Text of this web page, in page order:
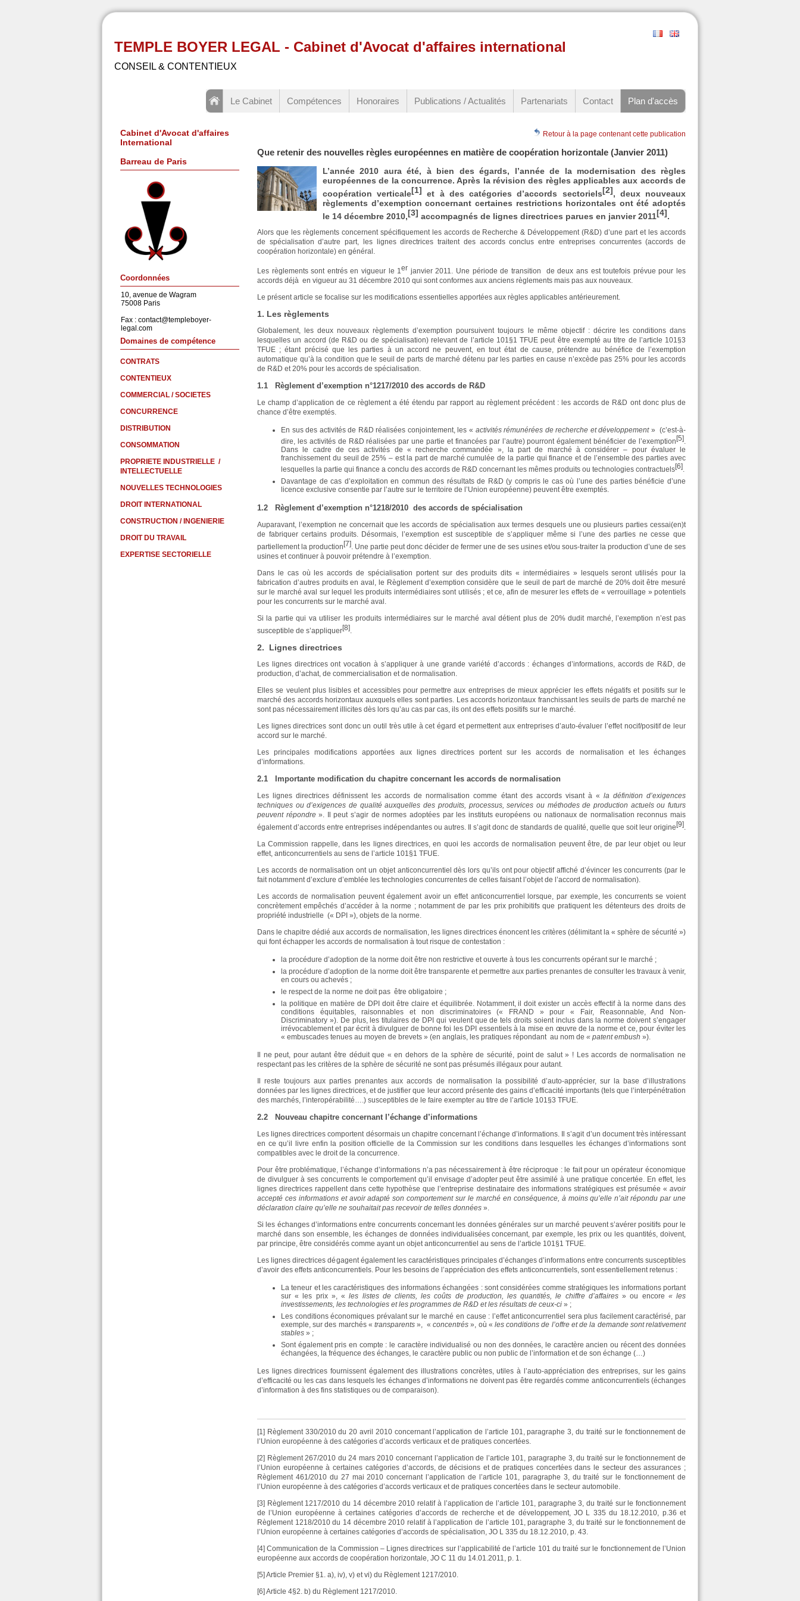
TEMPLE BOYER LEGAL - Cabinet d'Avocat d'affaires international
CONSEIL & CONTENTIEUX
Le Cabinet Compétences Honoraires Publications / Actualités Partenariats Contact Plan d'accès
Cabinet d'Avocat d'affaires
International
Barreau de Paris
Coordonnées
10, avenue de Wagram
75008 Paris
Fax : contact@templeboyer-
legal.com
Domaines de compétence
CONTRATS
CONTENTIEUX
COMMERCIAL / SOCIETES
CONCURRENCE
DISTRIBUTION
CONSOMMATION
PROPRIETE INDUSTRIELLE /
INTELLECTUELLE
NOUVELLES TECHNOLOGIES
DROIT INTERNATIONAL
CONSTRUCTION / INGENIERIE
DROIT DU TRAVAIL
EXPERTISE SECTORIELLE
Retour à la page contenant cette publication
Que retenir des nouvelles règles européennes en matière de coopération horizontale (Janvier 2011)
L’année 2010 aura été, à bien des égards, l’année de la modernisation des règles
européennes de la concurrence. Après la révision des règles applicables aux accords de
coopération verticale[1] et à des catégories d’accords sectoriels[2], deux nouveaux
règlements d’exemption concernant certaines restrictions horizontales ont été adoptés
le 14 décembre 2010,[3] accompagnés de lignes directrices parues en janvier 2011[4].
Alors que les règlements concernent spécifiquement les accords de Recherche & Développement (R&D) d’une part et les accords
de spécialisation d’autre part, les lignes directrices traitent des accords conclus entre entreprises concurrentes (accords de
coopération horizontale) en général.
Les règlements sont entrés en vigueur le 1er janvier 2011. Une période de transition de deux ans est toutefois prévue pour les
accords déjà en vigueur au 31 décembre 2010 qui sont conformes aux anciens règlements mais pas aux nouveaux.
Le présent article se focalise sur les modifications essentielles apportées aux règles applicables antérieurement.
1. Les règlements
Globalement, les deux nouveaux règlements d’exemption poursuivent toujours le même objectif : décrire les conditions dans
lesquelles un accord (de R&D ou de spécialisation) relevant de l’article 101§1 TFUE peut être exempté au titre de l’article 101§3
TFUE ; étant précisé que les parties à un accord ne peuvent, en tout état de cause, prétendre au bénéfice de l’exemption
automatique qu’à la condition que le seuil de parts de marché détenu par les parties en cause n’excède pas 25% pour les accords
de R&D et 20% pour les accords de spécialisation.
1.1 Règlement d’exemption n°1217/2010 des accords de R&D
Le champ d’application de ce règlement a été étendu par rapport au règlement précédent : les accords de R&D ont donc plus de
chance d’être exemptés.
En sus des activités de R&D réalisées conjointement, les « activités rémunérées de recherche et développement» (c’est-à-
dire, les activités de R&D réalisées par une partie et financées par l’autre) pourront également bénéficier de l’exemption [5].
Dans le cadre de ces activités de « recherche commandée », la part de marché à considérer – pour évaluer le
franchissement du seuil de 25% – est la part de marché cumulée de la partie qui finance et de l’ensemble des parties avec
lesquelles la partie qui finance a conclu des accords de R&D concernant les mêmes produits ou technologies contractuels[6].
Davantage de cas d’exploitation en commun des résultats de R&D (y compris le cas où l’une des parties bénéficie d’une
licence exclusive consentie par l’autre sur le territoire de l’Union européenne) peuvent être exemptés.
1.2 Règlement d’exemption n°1218/2010 des accords de spécialisation
Auparavant, l’exemption ne concernait que les accords de spécialisation aux termes desquels une ou plusieurs parties cessai(en)t
de fabriquer certains produits. Désormais, l’exemption est susceptible de s’appliquer même si l’une des parties ne cesse que
partiellement la production [7]. Une partie peut donc décider de fermer une de ses usines et/ou sous-traiter la production d’une de ses
usines et continuer à pouvoir prétendre à l’exemption.
Dans le cas où les accords de spécialisation portent sur des produits dits « intermédiaires » lesquels seront utilisés pour la
fabrication d’autres produits en aval, le Règlement d’exemption considère que le seuil de part de marché de 20% doit être mesuré
sur le marché aval sur lequel les produits intermédiaires sont utilisés ; et ce, afin de mesurer les effets de « verrouillage » potentiels
pour les concurrents sur le marché aval.
Si la partie qui va utiliser les produits intermédiaires sur le marché aval détient plus de 20% dudit marché, l’exemption n’est pas
susceptible de s’appliquer[8].
2. Lignes directrices
Les lignes directrices ont vocation à s’appliquer à une grande variété d’accords : échanges d’informations, accords de R&D, de
production, d’achat, de commercialisation et de normalisation.
Elles se veulent plus lisibles et accessibles pour permettre aux entreprises de mieux apprécier les effets négatifs et positifs sur le
marché des accords horizontaux auxquels elles sont parties. Les accords horizontaux franchissant les seuils de parts de marché ne
sont pas nécessairement illicites dès lors qu’au cas par cas, ils ont des effets positifs sur le marché.
Les lignes directrices sont donc un outil très utile à cet égard et permettent aux entreprises d’auto-évaluer l’effet nocif/positif de leur
accord sur le marché.
Les principales modifications apportées aux lignes directrices portent sur les accords de normalisation et les échanges
d’informations.
2.1 Importante modification du chapitre concernant les accords de normalisation
Les lignes directrices définissent les accords de normalisation comme étant des accords visant à « la définition d’exigences
techniques ou d’exigences de qualité auxquelles des produits, processus, services ou méthodes de production actuels ou futurs
peuvent répondre». Il peut s’agir de normes adoptées par les instituts européens ou nationaux de normalisation reconnus mais
également d’accords entre entreprises indépendantes ou autres. Il s’agit donc de standards de qualité, quelle que soit leur origine [9].
La Commission rappelle, dans les lignes directrices, en quoi les accords de normalisation peuvent être, de par leur objet ou leur
effet, anticoncurrentiels au sens de l’article 101§1 TFUE.
Les accords de normalisation ont un objet anticoncurrentiel dès lors qu’ils ont pour objectif affiché d’évincer les concurrents (par le
fait notamment d’exclure d’emblée les technologies concurrentes de celles faisant l’objet de l’accord de normalisation).
Les accords de normalisation peuvent également avoir un effet anticoncurrentiel lorsque, par exemple, les concurrents se voient
concrètement empêchés d’accéder à la norme ; notamment de par les prix prohibitifs que pratiquent les détenteurs des droits de
propriété industrielle (« DPI »), objets de la norme.
Dans le chapitre dédié aux accords de normalisation, les lignes directrices énoncent les critères (délimitant la « sphère de sécurité »)
qui font échapper les accords de normalisation à tout risque de contestation :
la procédure d’adoption de la norme doit être non restrictive et ouverte à tous les concurrents opérant sur le marché ;
la procédure d’adoption de la norme doit être transparente et permettre aux parties prenantes de consulter les travaux à venir,
en cours ou achevés ;
le respect de la norme ne doit pas être obligatoire ;
la politique en matière de DPI doit être claire et équilibrée. Notamment, il doit exister un accès effectif à la norme dans des
conditions équitables, raisonnables et non discriminatoires (« FRAND » pour « Fair, Reasonnable, And Non-
Discriminatory »). De plus, les titulaires de DPI qui veulent que de tels droits soient inclus dans la norme doivent s’engager
irrévocablement et par écrit à divulguer de bonne foi les DPI essentiels à la mise en œuvre de la norme et ce, pour éviter les
« embuscades tenues au moyen de brevets » (en anglais, les pratiques répondant au nom de « patent embush »).
Il ne peut, pour autant être déduit que « en dehors de la sphère de sécurité, point de salut » ! Les accords de normalisation ne
respectant pas les critères de la sphère de sécurité ne sont pas présumés illégaux pour autant.
Il reste toujours aux parties prenantes aux accords de normalisation la possibilité d’auto-apprécier, sur la base d’illustrations
données par les lignes directrices, et de justifier que leur accord présente des gains d’efficacité importants (tels que l’interpénétration
des marchés, l’interopérabilité….) susceptibles de le faire exempter au titre de l’article 101§3 TFUE.
2.2 Nouveau chapitre concernant l’échange d’informations
Les lignes directrices comportent désormais un chapitre concernant l’échange d’informations. Il s’agit d’un document très intéressant
en ce qu’il livre enfin la position officielle de la Commission sur les conditions dans lesquelles les échanges d’informations sont
compatibles avec le droit de la concurrence.
Pour être problématique, l’échange d’informations n’a pas nécessairement à être réciproque : le fait pour un opérateur économique
de divulguer à ses concurrents le comportement qu’il envisage d’adopter peut être assimilé à une pratique concertée. En effet, les
lignes directrices rappellent dans cette hypothèse que l’entreprise destinataire des informations stratégiques est présumée « avoir
accepté ces informations et avoir adapté son comportement sur le marché en conséquence, à moins qu’elle n’ait répondu par une
déclaration claire qu’elle ne souhaitait pas recevoir de telles données ».
Si les échanges d’informations entre concurrents concernant les données générales sur un marché peuvent s’avérer positifs pour le
marché dans son ensemble, les échanges de données individualisées concernant, par exemple, les prix ou les quantités, doivent,
par principe, être considérés comme ayant un objet anticoncurrentiel au sens de l’article 101§1 TFUE.
Les lignes directrices dégagent également les caractéristiques principales d’échanges d’informations entre concurrents susceptibles
d’avoir des effets anticoncurrentiels. Pour les besoins de l’appréciation des effets anticoncurrentiels, sont essentiellement retenus :
La teneur et les caractéristiques des informations échangées : sont considérées comme stratégiques les informations portant
sur « les prix », «les listes de clients, les coûts de production, les quantités, le chiffre d’affaires» ou encore « les
investissements, les technologies et les programmes de R&D et les résultats de ceux-ci » ;
Les conditions économiques prévalant sur le marché en cause : l’effet anticoncurrentiel sera plus facilement caractérisé, par
exemple, sur des marchés «transparents», «concentrés», où « les conditions de l’offre et de la demande sont relativement
stables » ;
Sont également pris en compte : le caractère individualisé ou non des données, le caractère ancien ou récent des données
échangées, la fréquence des échanges, le caractère public ou non public de l’information et de son échange (…)
Les lignes directrices fournissent également des illustrations concrètes, utiles à l’auto-appréciation des entreprises, sur les gains
d’efficacité ou les cas dans lesquels les échanges d’informations ne doivent pas être regardés comme anticoncurrentiels (échanges
d’information à des fins statistiques ou de comparaison).
[1] Règlement 330/2010 du 20 avril 2010 concernant l’application de l’article 101, paragraphe 3, du traité sur le fonctionnement de
l’Union européenne à des catégories d’accords verticaux et de pratiques concertées.
[2] Règlement 267/2010 du 24 mars 2010 concernant l’application de l’article 101, paragraphe 3, du traité sur le fonctionnement de
l’Union européenne à certaines catégories d’accords, de décisions et de pratiques concertées dans le secteur des assurances ;
Règlement 461/2010 du 27 mai 2010 concernant l’application de l’article 101, paragraphe 3, du traité sur le fonctionnement de
l’Union européenne à des catégories d’accords verticaux et de pratiques concertées dans le secteur automobile.
[3] Règlement 1217/2010 du 14 décembre 2010 relatif à l’application de l’article 101, paragraphe 3, du traité sur le fonctionnement
de l’Union européenne à certaines catégories d’accords de recherche et de développement, JO L 335 du 18.12.2010, p.36 et
Règlement 1218/2010 du 14 décembre 2010 relatif à l’application de l’article 101, paragraphe 3, du traité sur le fonctionnement de
l’Union européenne à certaines catégories d’accords de spécialisation, JO L 335 du 18.12.2010, p. 43.
[4] Communication de la Commission – Lignes directrices sur l’applicabilité de l’article 101 du traité sur le fonctionnement de l’Union
européenne aux accords de coopération horizontale, JO C 11 du 14.01.2011, p. 1.
[5] Article Premier §1. a), iv), v) et vi) du Règlement 1217/2010.
[6] Article 4§2. b) du Règlement 1217/2010.